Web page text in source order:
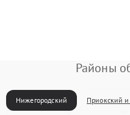
Районы
Нижегородский Приокский